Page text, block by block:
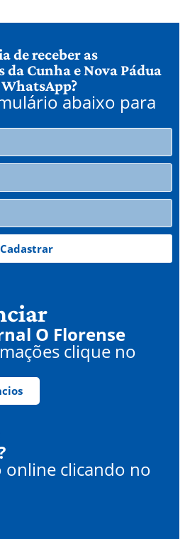
de receber as
da Cunha e Nova Pádua
abaixo para
Cadastrar
O Florense
clique no
online clicando no